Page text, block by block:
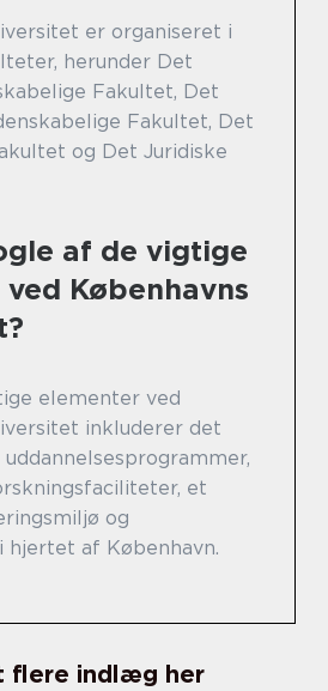
er organiseret i
herunder Det
Fakultet, Det
Fakultet, Det
og Det Juridiske
af de vigtige
Københavns
elementer ved
inkluderer det
et
og
hjertet af København.
flere indlæg her